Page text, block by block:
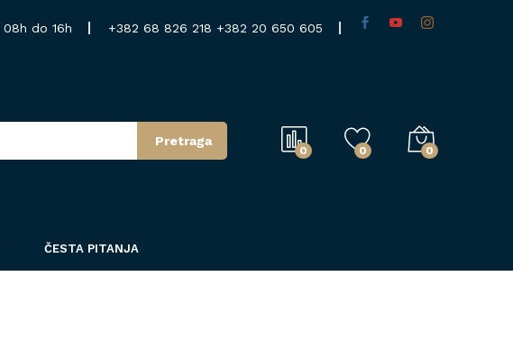
do 16h +382 68 826 218 +382 20 650 605
Pretraga
0 0 0
ČESTA PITANJA